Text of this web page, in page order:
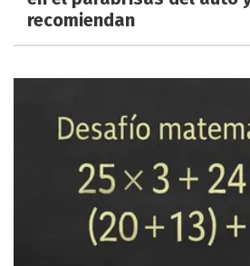
recomiendan